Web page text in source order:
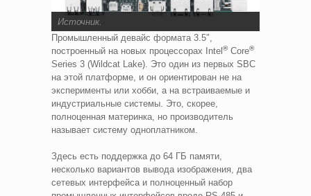
Источник.
Промышленный девайс формата 3.5″,
построенный на новых процессорах Intel ®Core®
Series 3 (Wildcat Lake). Это один из первых SBC
на этой платформе, и он ориентирован не на
эксперименты или хобби, а на встраиваемые и
индустриальные системы. Это, скорее,
полноценная материнка, но производитель
называет систему одноплатником.
Здесь есть поддержка до 64 ГБ памяти,
несколько вариантов вывода изображения, два
сетевых интерфейса и полноценный набор